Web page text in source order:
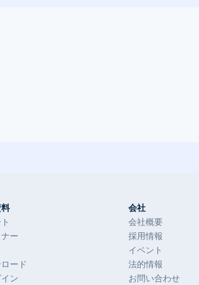
ー
ード
ン
会社
会社概要
採用情報
イベント
法的情報
お問い合わせ